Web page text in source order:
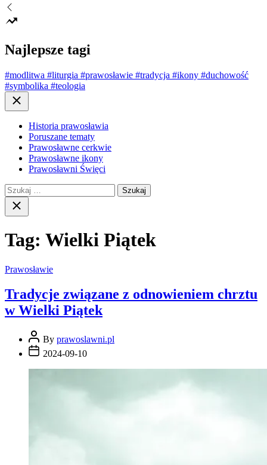
Najlepsze tagi
#modlitwa #liturgia #prawosławie #tradycja #ikony #duchowość
#symbolika #teologia
Close
Historia prawosławia
Poruszane tematy
Prawosławne cerkwie
Prawosławne ikony
Prawosławni Święci
Szukaj:
Close
search
Tag: Wielki Piątek
Prawosławie
Tradycje związane z odnowieniem chrztu
w Wielki Piątek
By prawoslawni.pl
2024-09-10